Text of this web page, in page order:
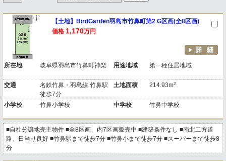
【土地】BirdGarden羽島市竹鼻町第2 G区画(全8区画)
価格 1,170万円
所在地 岐阜県羽島市竹鼻町神楽 用途地域 第一種住居地域
交通
名鉄竹鼻・羽島線 竹鼻駅
徒歩7分
土地面積 214.93m2
小学校 竹鼻小学校 中学校 竹鼻中学校
■自社分譲地売主物件 ■全8区画、内7区画販売中 ■建築条件なし ■南北二方道
路、日当り良好 ■竹鼻駅まで徒歩7分 ■竹鼻小まで徒歩7分 ■スーパーまで徒歩8
分